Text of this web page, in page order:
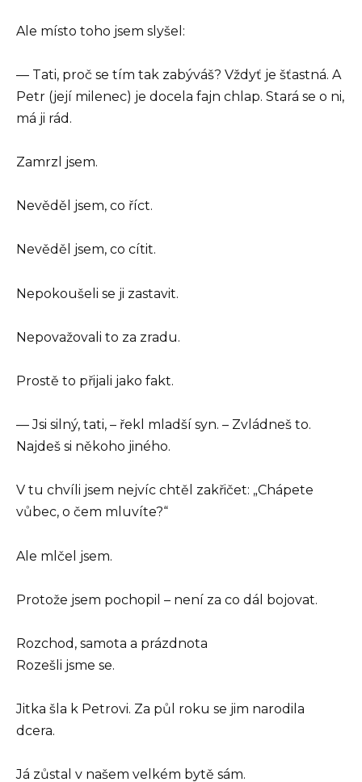
Ale místo toho jsem slyšel:
— Tati, proč se tím tak zabýváš? Vždyť je šťastná. A
Petr (její milenec) je docela fajn chlap. Stará se o ni,
má ji rád.
Zamrzl jsem.
Nevěděl jsem, co říct.
Nevěděl jsem, co cítit.
Nepokoušeli se ji zastavit.
Nepovažovali to za zradu.
Prostě to přijali jako fakt.
— Jsi silný, tati, – řekl mladší syn. – Zvládneš to.
Najdeš si někoho jiného.
V tu chvíli jsem nejvíc chtěl zakřičet: „Chápete
vůbec, o čem mluvíte?“
Ale mlčel jsem.
Protože jsem pochopil – není za co dál bojovat.
Rozchod, samota a prázdnota
Rozešli jsme se.
Jitka šla k Petrovi. Za půl roku se jim narodila
dcera.
Já zůstal v našem velkém bytě sám.